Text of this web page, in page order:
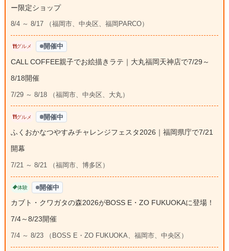
ー限定ショップ
8/4 ～ 8/17 （福岡市、中央区、福岡PARCO）
グルメ 開催中
CALL COFFEE親子でお絵描きラテ｜大丸福岡天神店で7/29～
8/18開催
7/29 ～ 8/18 （福岡市、中央区、大丸）
グルメ 開催中
ふくおかなつやすみチャレンジフェスタ2026｜福岡県庁で7/21
開幕
7/21 ～ 8/21 （福岡市、博多区）
体験 開催中
カブト・クワガタの森2026がBOSS E・ZO FUKUOKAに登場！
7/4～8/23開催
7/4 ～ 8/23 （BOSS E・ZO FUKUOKA、福岡市、中央区）